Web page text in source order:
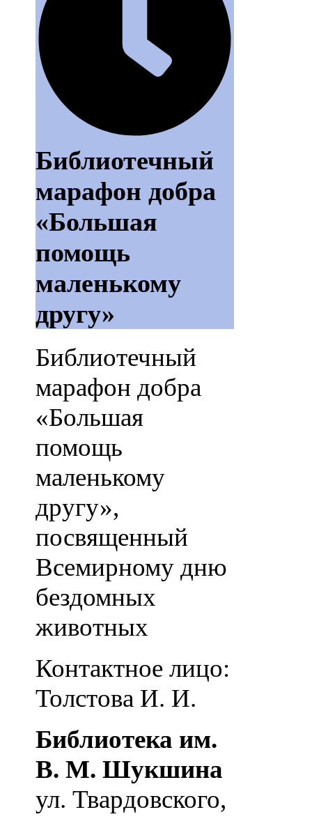
Библиотечный
марафон добра
«Большая
помощь
маленькому
другу»
Библиотечный
марафон добра
«Большая
помощь
маленькому
другу»,
посвященный
Всемирному дню
бездомных
животных
Контактное лицо:
Толстова И. И.
Библиотека им.
В. М. Шукшина
ул. Твардовского,